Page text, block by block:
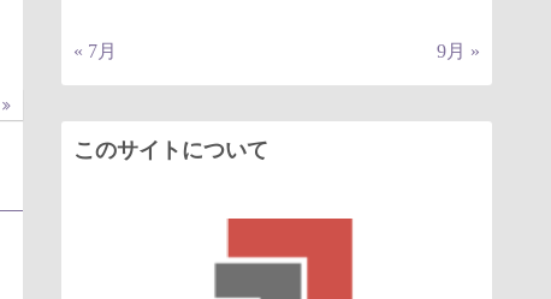
« 7月 9月 »
このサイトについて